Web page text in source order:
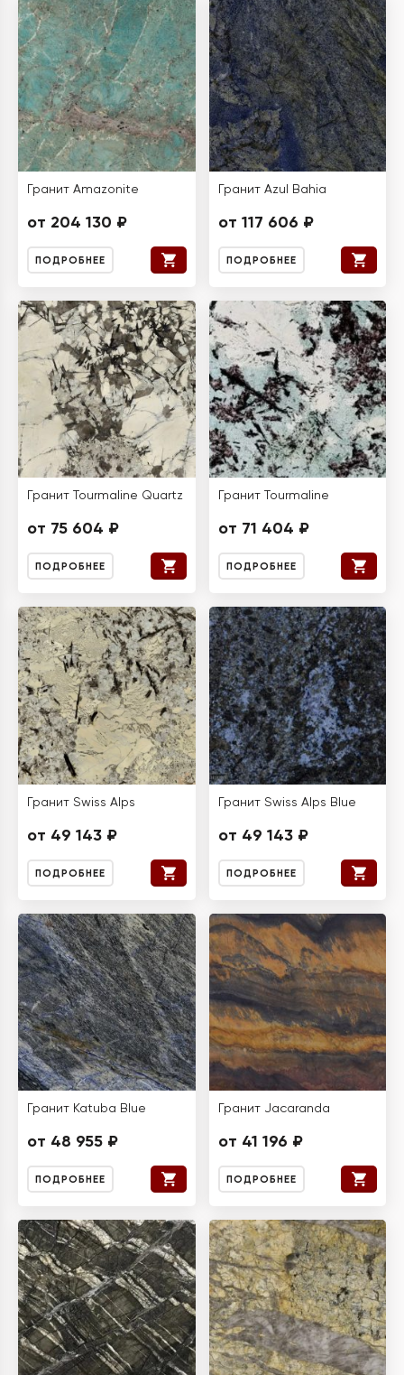
Гранит Amazonite
от 204 130 ₽
ПОДРОБНЕЕ
Гранит Azul Bahia
от 117 606 ₽
ПОДРОБНЕЕ
Гранит Tourmaline Quartz
от 75 604 ₽
ПОДРОБНЕЕ
Гранит Tourmaline
от 71 404 ₽
ПОДРОБНЕЕ
Гранит Swiss Alps
от 49 143 ₽
ПОДРОБНЕЕ
Гранит Swiss Alps Blue
от 49 143 ₽
ПОДРОБНЕЕ
Гранит Katuba Blue
от 48 955 ₽
ПОДРОБНЕЕ
Гранит Jacaranda
от 41 196 ₽
ПОДРОБНЕЕ